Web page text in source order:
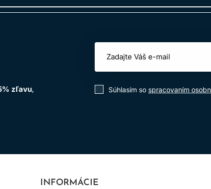
zľavu,
Súhlasím so spracovaním
INFORMÁCIE